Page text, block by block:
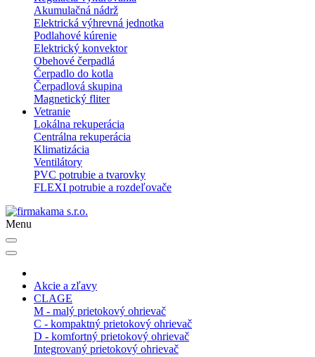
Akumulačná nádrž
Elektrická výhrevná jednotka
Podlahové kúrenie
Elektrický konvektor
Obehové čerpadlá
Čerpadlo do kotla
Čerpadlová skupina
Magnetický fliter
Vetranie
Lokálna rekuperácia
Centrálna rekuperácia
Klimatizácia
Ventilátory
PVC potrubie a tvarovky
FLEXI potrubie a rozdeľovače
Menu
Akcie a zľavy
CLAGE
M - malý prietokový ohrievač
C - kompaktný prietokový ohrievač
D - komfortný prietokový ohrievač
Integrovaný prietokový ohrievač